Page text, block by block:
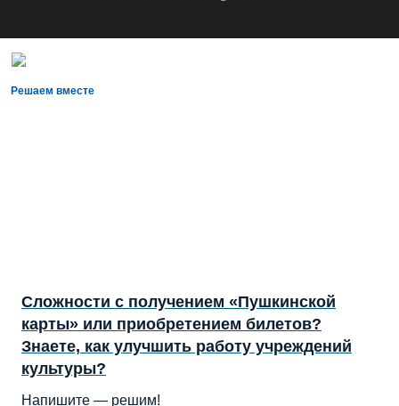
Решаем вместе
Сложности с получением «Пушкинской
карты» или приобретением билетов?
Знаете, как улучшить работу учреждений
культуры?
Напишите — решим!